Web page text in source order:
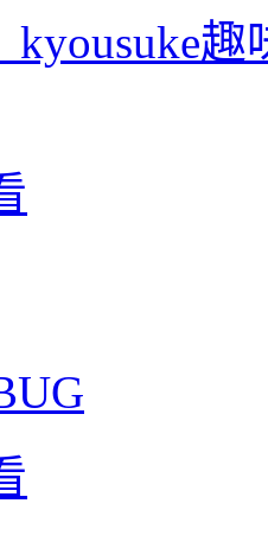
kyousuke